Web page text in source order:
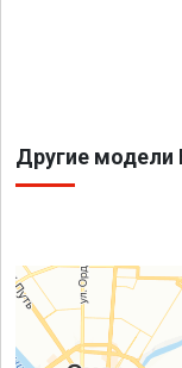
Другие модели